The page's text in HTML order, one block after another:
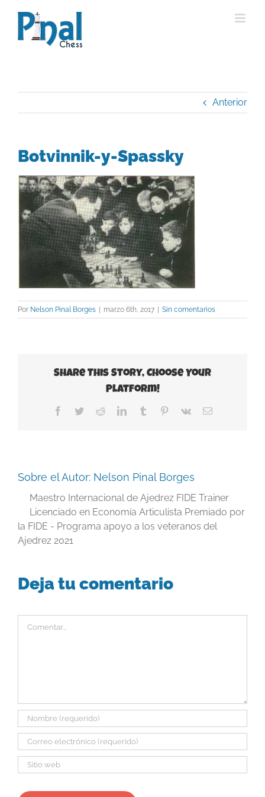
contenido
Anterior
Botvinnik-y-Spassky
Por Nelson Pinal Borges | marzo 6th, 2017 | Sin comentarios
Share This Story, Choose Your
Platform!
Facebook
TwitterRedditLinkedInTumblr Pinterest
Vk
Correo
Sobre el Autor: Nelson Pinal Borges
Maestro Internacional de Ajedrez FIDE Trainer
Licenciado en Economía Articulista Premiado por
la FIDE - Programa apoyo a los veteranos del
Ajedrez 2021
Deja tu comentario